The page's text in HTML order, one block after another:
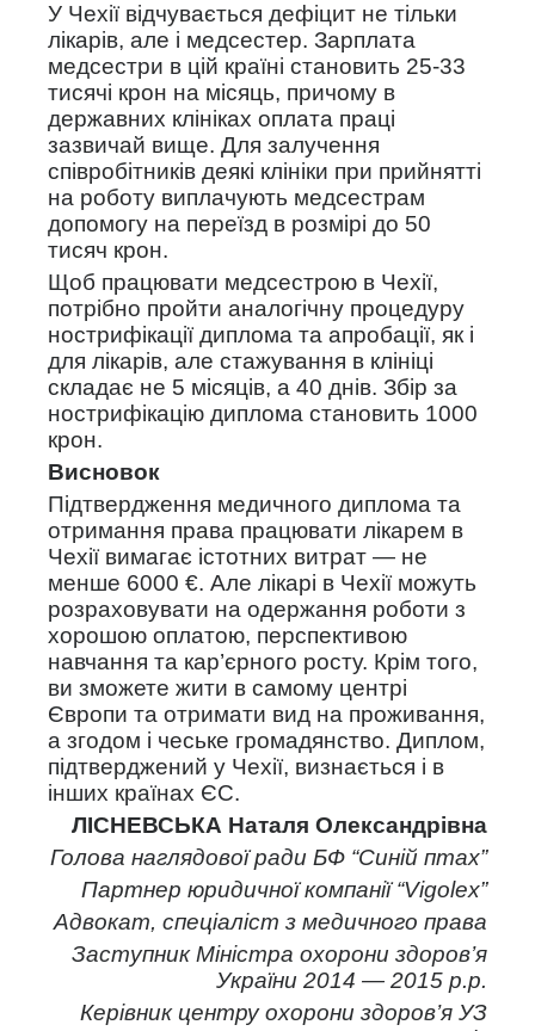
У Чехії відчувається дефіцит не тільки
лікарів, але і медсестер. Зарплата
медсестри в цій країні становить 25-33
тисячі крон на місяць, причому в
державних клініках оплата праці
зазвичай вище. Для залучення
співробітників деякі клініки при прийнятті
на роботу виплачують медсестрам
допомогу на переїзд в розмірі до 50
тисяч крон.
Щоб працювати медсестрою в Чехії,
потрібно пройти аналогічну процедуру
нострифікації диплома та апробації, як і
для лікарів, але стажування в клініці
складає не 5 місяців, а 40 днів. Збір за
нострифікацію диплома становить 1000
крон.
Висновок
Підтвердження медичного диплома та
отримання права працювати лікарем в
Чехії вимагає істотних витрат — не
менше 6000 €. Але лікарі в Чехії можуть
розраховувати на одержання роботи з
хорошою оплатою, перспективою
навчання та кар’єрного росту. Крім того,
ви зможете жити в самому центрі
Європи та отримати вид на проживання,
а згодом і чеське громадянство. Диплом,
підтверджений у Чехії, визнається і в
інших країнах ЄС.
ЛІСНЕВСЬКА Наталя Олександрівна
Голова наглядової ради БФ “Синій птах”
Партнер юридичної компанії “Vigolex”
Адвокат, спеціаліст з медичного права
Заступник Міністра охорони здоров’я
України 2014 — 2015 р.р.
Керівник центру охорони здоров’я УЗ